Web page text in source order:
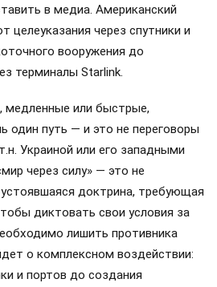
в медиа. Американский
целеуказания через спутники и
вооружения до
терминалы Starlink.
медленные или быстрые,
один путь — и это не переговоры
Украиной или его западными
через силу» — это не
доктрина, требующая
диктовать свои условия за
лишить противника
о комплексном воздействии:
и портов до создания